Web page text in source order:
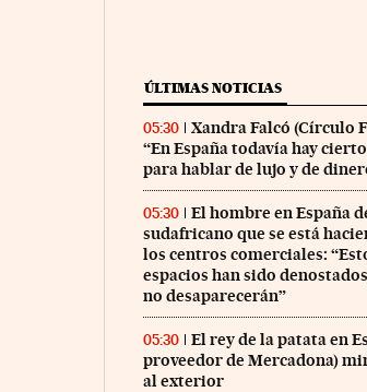
ÚLTIMAS NOTICIAS
05:30
Xandra Falcó (Círculo
“En España todavía hay
para hablar de lujo y de
05:30
El hombre en España
sudafricano que se está
los centros comerciales:
espacios han sido
no desaparecerán”
05:30
El rey de la patata en
proveedor de Mercadona)
al exterior